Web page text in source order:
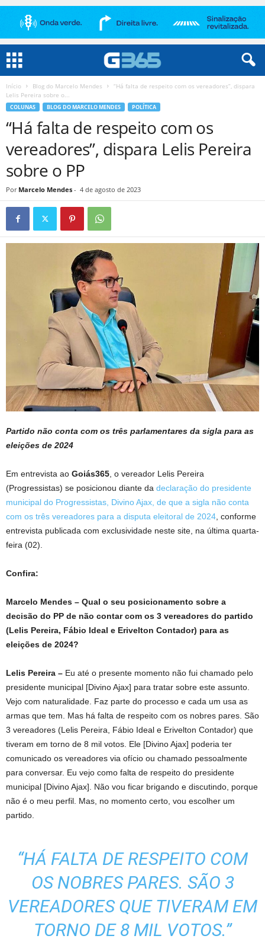
Início Blog do Marcelo Mendes
“Há falta de respeito com os vereadores”, dispara
Lelis Pereira sobre o...
COLUNAS BLOG DO MARCELO MENDES POLÍTICA
“Há falta de respeito com os
vereadores”, dispara Lelis Pereira
sobre o PP
Por Marcelo Mendes - 4 de agosto de 2023
Partido não conta com os três parlamentares da sigla para as
eleições de 2024
Em entrevista ao Goiás365, o vereador Lelis Pereira
(Progressistas) se posicionou diante da declaração do presidente
municipal do Progressistas, Divino Ajax, de que a sigla não conta
com os três vereadores para a disputa eleitoral de 2024, conforme
entrevista publicada com exclusividade neste site, na última quarta-
feira (02).
Confira:
Marcelo Mendes – Qual o seu posicionamento sobre a
decisão do PP de não contar com os 3 vereadores do partido
(Lelis Pereira, Fábio Ideal e Erivelton Contador) para as
eleições de 2024?
Lelis Pereira – Eu até o presente momento não fui chamado pelo
presidente municipal [Divino Ajax] para tratar sobre este assunto.
Vejo com naturalidade. Faz parte do processo e cada um usa as
armas que tem. Mas há falta de respeito com os nobres pares. São
3 vereadores (Lelis Pereira, Fábio Ideal e Erivelton Contador) que
tiveram em torno de 8 mil votos. Ele [Divino Ajax] poderia ter
comunicado os vereadores via ofício ou chamado pessoalmente
para conversar. Eu vejo como falta de respeito do presidente
municipal [Divino Ajax]. Não vou ficar brigando e discutindo, porque
não é o meu perfil. Mas, no momento certo, vou escolher um
partido.
“HÁ FALTA DE RESPEITO COM
OS NOBRES PARES. SÃO 3
VEREADORES QUE TIVERAM EM
TORNO DE 8 MIL VOTOS.”